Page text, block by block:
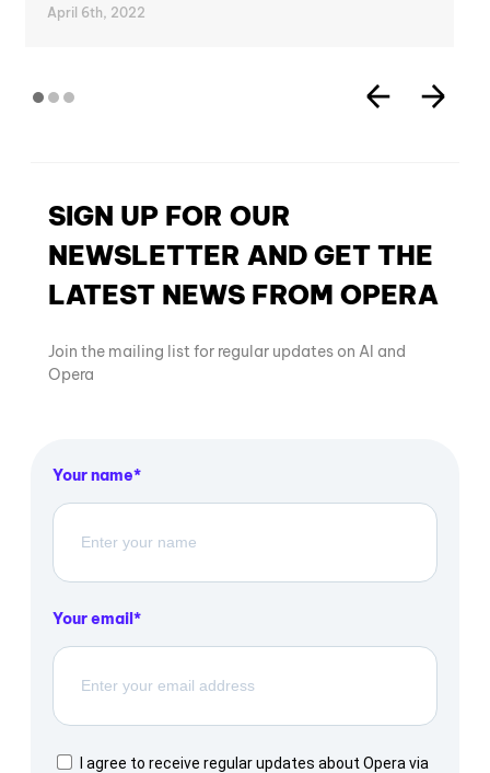
April 6th, 2022
SIGN UP FOR OUR
NEWSLETTER AND GET THE
LATEST NEWS FROM OPERA
Join the mailing list for regular updates on AI and
Opera
Your name
Your email
I agree to receive regular updates about Opera via